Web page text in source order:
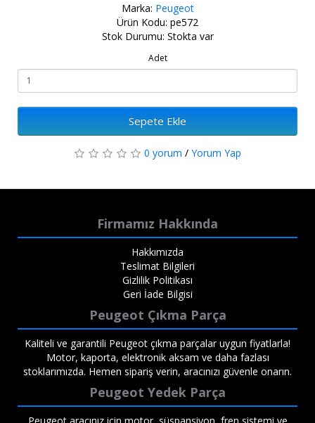
Marka: Peugeot
Ürün Kodu: pe572
Stok Durumu: Stokta var
Adet
Sepete Ekle
0 yorum / Yorum Yap
Firmamız Hakkında
Hakkımızda
Teslimat Bilgileri
Gizlilik Politikası
Geri İade Bilgisi
Peugeot Çıkma Parça
Kaliteli ve garantili Peugeot çıkma parçalar uygun fiyatlarla!
Motor, kaporta, elektronik aksam ve daha fazlası
stoklarımızda. Hemen sipariş verin, aracınızı güvenle onarın.
Peugeot Yedek Parça